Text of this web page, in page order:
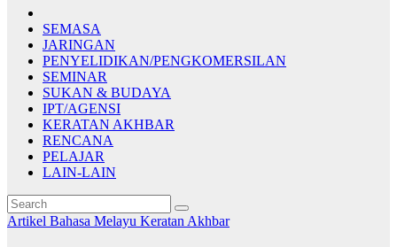
SEMASA
JARINGAN
PENYELIDIKAN/PENGKOMERSILAN
SEMINAR
SUKAN & BUDAYA
IPT/AGENSI
KERATAN AKHBAR
RENCANA
PELAJAR
LAIN-LAIN
Artikel Bahasa Melayu Keratan Akhbar